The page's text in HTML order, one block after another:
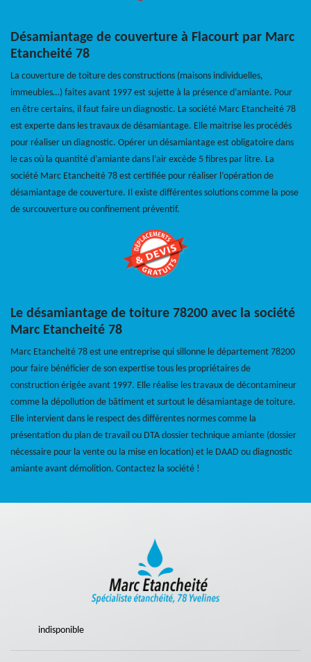
Désamiantage de couverture à Flacourt par Marc
Etancheité 78
La couverture de toiture des constructions (maisons individuelles,
immeubles…) faites avant 1997 est sujette à la présence d’amiante. Pour
en être certains, il faut faire un diagnostic. La société Marc Etancheité 78
est experte dans les travaux de désamiantage. Elle maitrise les procédés
pour réaliser un diagnostic. Opérer un désamiantage est obligatoire dans
le cas où la quantité d’amiante dans l’air excède 5 fibres par litre. La
société Marc Etancheité 78 est certifiée pour réaliser l’opération de
désamiantage de couverture. Il existe différentes solutions comme la pose
de surcouverture ou confinement préventif.
Le désamiantage de toiture 78200 avec la société
Marc Etancheité 78
Marc Etancheité 78 est une entreprise qui sillonne le département 78200
pour faire bénéficier de son expertise tous les propriétaires de
construction érigée avant 1997. Elle réalise les travaux de décontamineur
comme la dépollution de bâtiment et surtout le désamiantage de toiture.
Elle intervient dans le respect des différentes normes comme la
présentation du plan de travail ou DTA dossier technique amiante (dossier
nécessaire pour la vente ou la mise en location) et le DAAD ou diagnostic
amiante avant démolition. Contactez la société !
indisponible